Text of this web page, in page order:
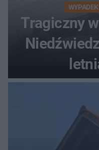
Tragiczny